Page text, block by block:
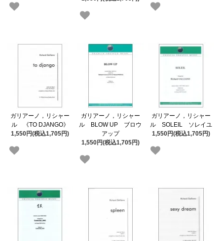
ガリアーノ，リシャー
ル 《TO DJANGO》
1,550円(税込1,705円)
ガリアーノ，リシャー
ル BLOW UP ブロウ
アップ
1,550円(税込1,705円)
ガリアーノ，リシャー
ル SOLEIL ソレイユ
1,550円(税込1,705円)